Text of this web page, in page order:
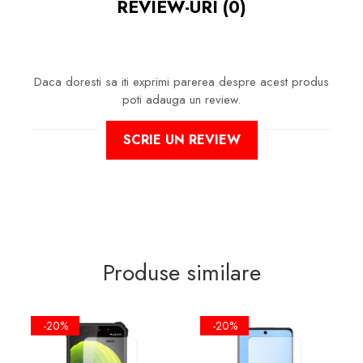
LA ZGARIETURI, ASIGURA SI UN
NU MODIFICAIN NICI UN FEL
FUNCTIONALITATEA NORMALA
CONTINUARE!
FOLIA ESTE DECUPATA
REVIEW-URI (0)
Daca doresti sa iti exprimi parerea despre acest produs
poti adauga un review.
SCRIE UN REVIEW
Produse similare
-20% -20%